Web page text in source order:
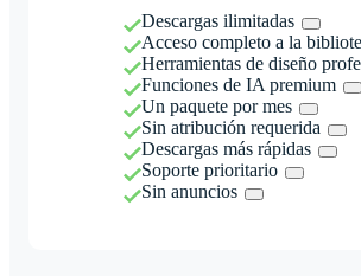
Descargas ilimitadas
Acceso completo a la
Herramientas de diseño
Funciones de IA premium
Un paquete por mes
Sin atribución requerida
Descargas más rápidas
Soporte prioritario
Sin anuncios